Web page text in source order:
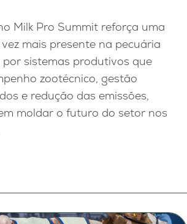
Milk Pro Summit reforça uma
mais presente na pecuária
por sistemas produtivos que
zootécnico, gestão
e redução das emissões,
moldar o futuro do setor nos